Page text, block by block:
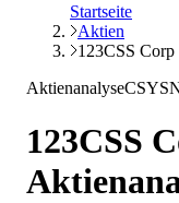
Startseite
Aktien
123CSS Corp
AktienanalyseCSYS
123CSS